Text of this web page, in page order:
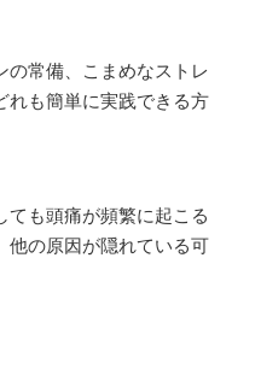
常備、こまめなストレ
れも簡単に実践できる方
ても頭痛が頻繁に起こる
他の原因が隠れている可